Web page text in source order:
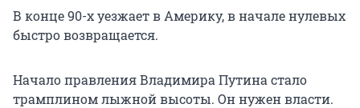
В конце 90-х уезжает в Америку, в начале нулевых
быстро возвращается.
Начало правления Владимира Путина стало
трамплином лыжной высоты. Он нужен власти.